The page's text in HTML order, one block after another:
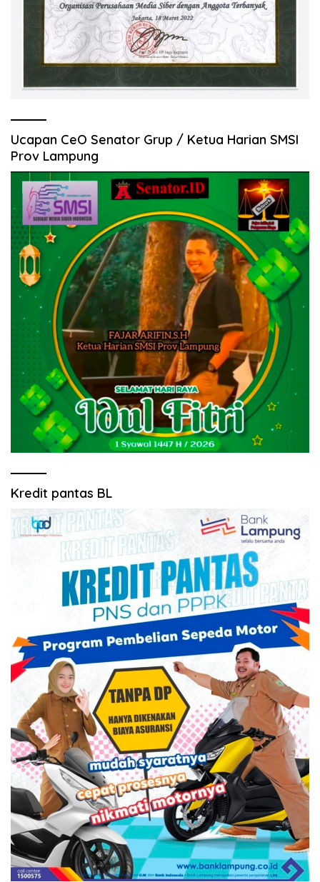
Ucapan CeO Senator Grup / Ketua Harian SMSI
Prov Lampung
Kredit pantas BL